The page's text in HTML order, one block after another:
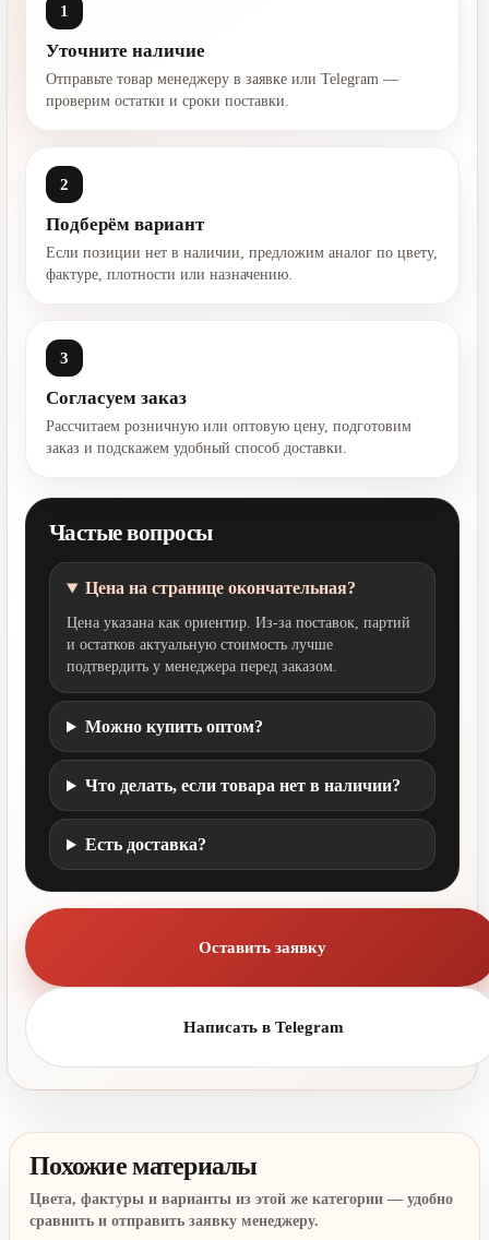
1
Уточните наличие
Отправьте товар менеджеру в заявке или Telegram —
проверим остатки и сроки поставки.
2
Подберём вариант
Если позиции нет в наличии, предложим аналог по цвету,
фактуре, плотности или назначению.
3
Согласуем заказ
Рассчитаем розничную или оптовую цену, подготовим
заказ и подскажем удобный способ доставки.
Частые вопросы
Цена на странице окончательная?
Цена указана как ориентир. Из-за поставок, партий
и остатков актуальную стоимость лучше
подтвердить у менеджера перед заказом.
Можно купить оптом?
Что делать, если товара нет в наличии?
Есть доставка?
Оставить заявку
Написать в Telegram
Похожие материалы